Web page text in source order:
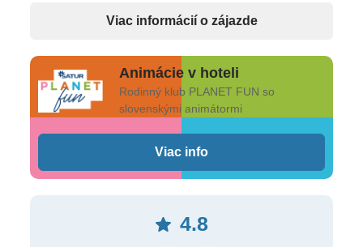
v stredisku Side, časť Evrenseki • od letiska v Antalyi
vzdialený približne 55 km • historické centrum mesta
Side cca 8 km • mesto Manavgat približne 12 km •
Pláž
do mora • slnečníky a ležadlá na pláži zdarma •
Viac informácií o zájazde
Animácie v hoteli
Rodinný klub PLANET FUN so
slovenskými animátormi
Viac info
4.8